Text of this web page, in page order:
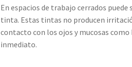
En espacios de trabajo cerrados
tinta. Estas tintas no producen
contacto con los ojos y mucosas como
inmediato.